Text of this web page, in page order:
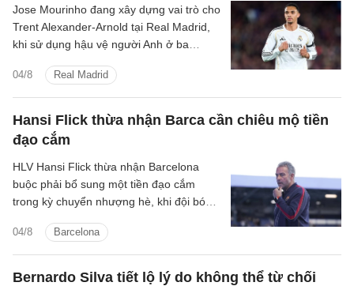
04/8 Real Madrid
Jose Mourinho đang xây dựng vai trò cho
Trent Alexander-Arnold tại Real Madrid,
khi sử dụng hậu vệ người Anh ở ba
Hansi Flick thừa nhận Barca cần chiêu mộ tiền
đạo cắm
04/8 Barcelona
HLV Hansi Flick thừa nhận Barcelona
buộc phải bổ sung một tiền đạo cắm
trong kỳ chuyển nhượng hè, khi đội bóng
Lewandowski.
Bernardo Silva tiết lộ lý do không thể từ chối